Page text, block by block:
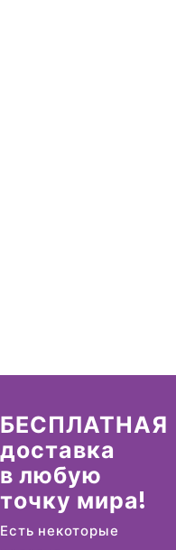
БЕСПЛАТНАЯ
доставка
в любую
точку мира!
Есть некоторые